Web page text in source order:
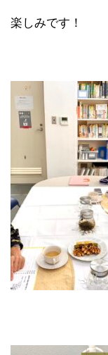
楽しみです！